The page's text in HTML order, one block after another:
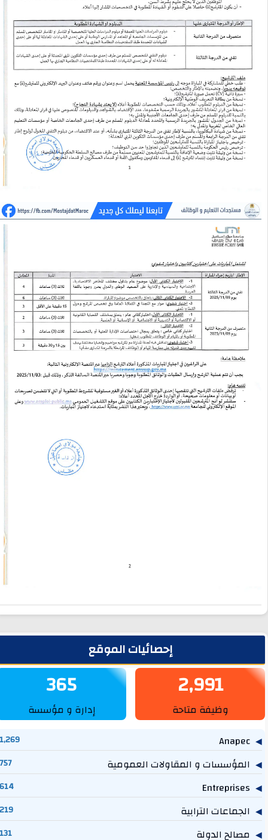
إحصائيات الموقع
2,991
وظيفة متاحة
365
إدارة و مؤسسة
Anapec
1,269
المؤسسات و المقاولات العمومية 757
Entreprises
614
الجماعات الترابية 219
مصالح الدولة 131